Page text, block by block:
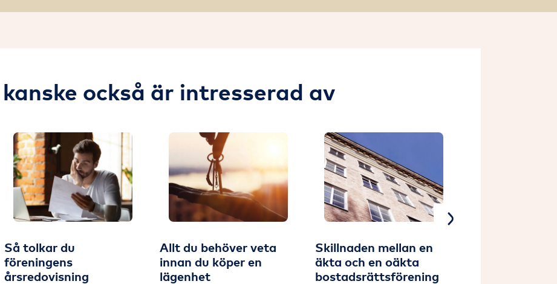
också är intresserad av
Så tolkar du
föreningens
årsredovisning
Allt du behöver veta
innan du köper en
lägenhet
Skillnaden mellan en
äkta och en oäkta
bostadsrättsförening
Next